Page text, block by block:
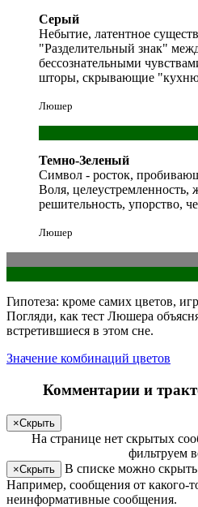
Серый
Небытие, латентное
"Разделительный знак"
бессознательными
шторы, скрывающие
Люшер
Темно-Зеленый
Символ - росток,
Воля, целеустремленность,
решительность, упорство,
Люшер
Гипотеза: кроме самих цветов,
Погляди, как тест Люшера
встретившиеся в этом сне.
Значение комбинаций цветов
Комментарии и
×Скрыть
На странице нет скрытых
фильтруем
×Скрыть
В списке можно
Например, сообщения от какого-
неинформативные сообщения.